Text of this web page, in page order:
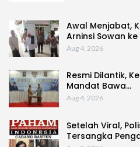
Awal Menjabat,
Arninsi Sowan
Aug 4, 2026
Resmi Dilantik,
Mandat Bawa…
Aug 4, 2026
Setelah Viral,
Tersangka